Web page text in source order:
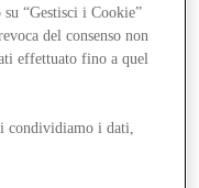
“Gestisci i Cookie”
del consenso non
effettuato fino a quel
condividiamo i dati,